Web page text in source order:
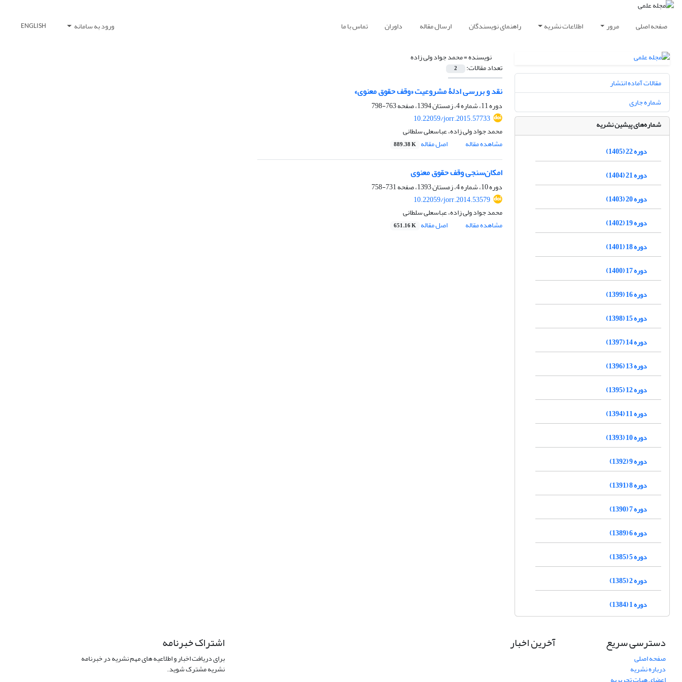
صفحه اصلی مرور اطلاعات نشریه راهنمای نویسندگان ارسال مقاله داوران تماس با ما ورود به سامانه ENGLISH
نویسنده =محمد جواد ولی زاده
تعداد مقالات: 2
نقد و بررسی ادلۀ مشروعیت «وقف حقوق معنوی»
دوره 11، شماره 4، زمستان 1394، صفحه
763-798
10.22059/jorr.2015.57733
محمد جواد ولی زاده، عباسعلی سلطانی
مشاهده مقاله
اصل مقاله 889.38 K
امکان‌سنجی وقف حقوق معنوی
دوره 10، شماره 4، زمستان 1393، صفحه
731-758
10.22059/jorr.2014.53579
محمد جواد ولی زاده، عباسعلی سلطانی
مشاهده مقاله
اصل مقاله 651.16 K
مقالات آماده انتشار
شماره جاری
شماره‌های پیشین نشریه
دوره 22 (1405)
دوره 21 (1404)
دوره 20 (1403)
دوره 19 (1402)
دوره 18 (1401)
دوره 17 (1400)
دوره 16 (1399)
دوره 15 (1398)
دوره 14 (1397)
دوره 13 (1396)
دوره 12 (1395)
دوره 11 (1394)
دوره 10 (1393)
دوره 9 (1392)
دوره 8 (1391)
دوره 7 (1390)
دوره 6 (1389)
دوره 5 (1385)
دوره 2 (1385)
دوره 1 (1384)
دسترسی سریع
صفحه اصلی
درباره نشریه
آخرین اخبار اشتراک خبرنامه
برای دریافت اخبار و اطلاعیه های مهم نشریه در خبرنامه
نشریه مشترک شوید.